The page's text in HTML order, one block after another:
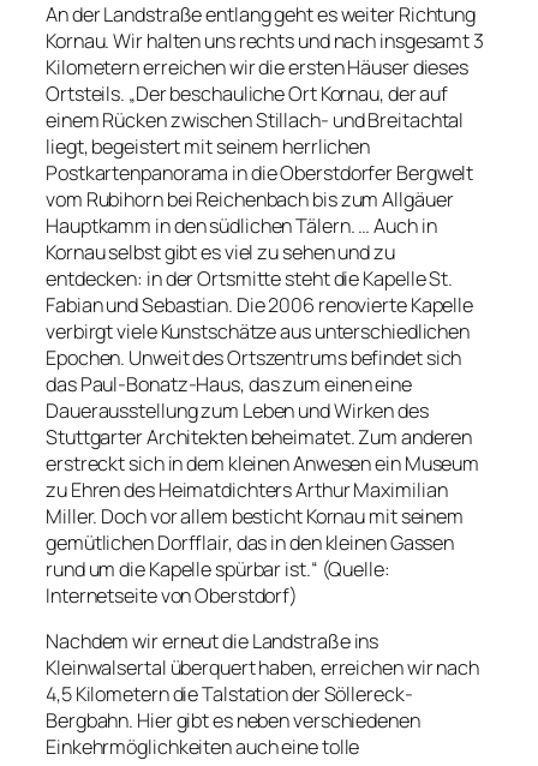
An der Landstraße entlang geht es weiter Richtung
Kornau. Wir halten uns rechts und nach insgesamt 3
Kilometern erreichen wir die ersten Häuser dieses
Ortsteils. „Der beschauliche Ort Kornau, der auf
einem Rücken zwischen Stillach- und Breitachtal
liegt, begeistert mit seinem herrlichen
Postkartenpanorama in die Oberstdorfer Bergwelt
vom Rubihorn bei Reichenbach bis zum Allgäuer
Hauptkamm in den südlichen Tälern. … Auch in
Kornau selbst gibt es viel zu sehen und zu
entdecken: in der Ortsmitte steht die Kapelle St.
Fabian und Sebastian. Die 2006 renovierte Kapelle
verbirgt viele Kunstschätze aus unterschiedlichen
Epochen. Unweit des Ortszentrums befindet sich
das Paul-Bonatz-Haus, das zum einen eine
Dauerausstellung zum Leben und Wirken des
Stuttgarter Architekten beheimatet. Zum anderen
erstreckt sich in dem kleinen Anwesen ein Museum
zu Ehren des Heimatdichters Arthur Maximilian
Miller. Doch vor allem besticht Kornau mit seinem
gemütlichen Dorfflair, das in den kleinen Gassen
rund um die Kapelle spürbar ist.“ (Quelle:
Internetseite von Oberstdorf)
Nachdem wir erneut die Landstraße ins
Kleinwalsertal überquert haben, erreichen wir nach
4,5 Kilometern die Talstation der Söllereck-
Bergbahn. Hier gibt es neben verschiedenen
Einkehrmöglichkeiten auch eine tolle